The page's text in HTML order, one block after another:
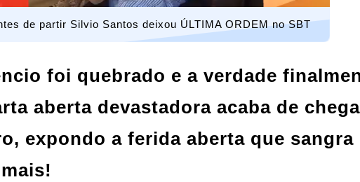
de partir Silvio Santos deixou ÚLTIMA ORDEM no SBT
foi quebrado e a verdade
aberta devastadora acaba de
expondo a ferida aberta que sangra